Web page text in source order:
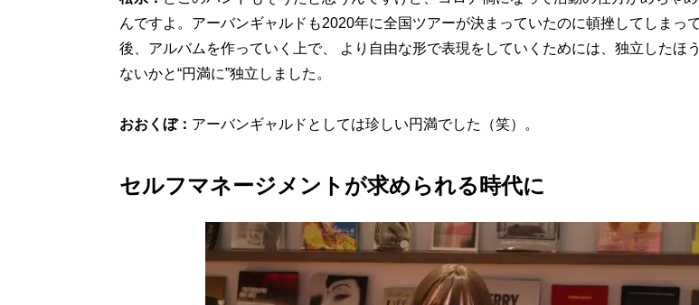
んですよ。アーバンギャルドも2020年に全国ツアーが決まっていたのに頓挫してしま
後、アルバムを作っていく上で、 より自由な形で表現をしていくためには、独立したほ
ないかと“円満に”独立しました。
おおくぼ： アーバンギャルドとしては珍しい円満でした（笑）。
セルフマネージメントが求められる時代に